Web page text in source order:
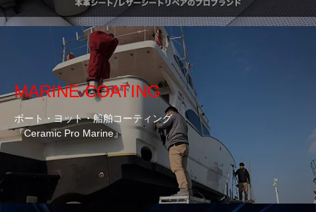
MARINE COATING
ボート・ヨット・船舶コーティング
『Ceramic Pro Marine』